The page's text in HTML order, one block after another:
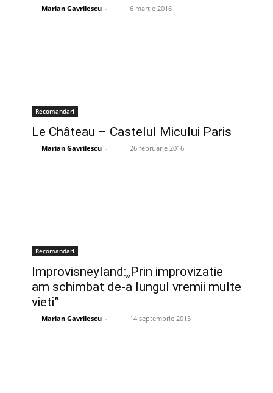
Marian Gavrilescu - 6 martie 2016
Recomandari
Le Château – Castelul Micului Paris
Marian Gavrilescu - 26 februarie 2016
Recomandari
Improvisneyland:„Prin improvizatie
am schimbat de-a lungul vremii multe
vieti”
Marian Gavrilescu - 14 septembrie 2015